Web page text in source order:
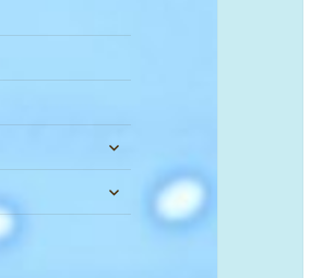
サ
ブ
メ
ニ
サ
ブ